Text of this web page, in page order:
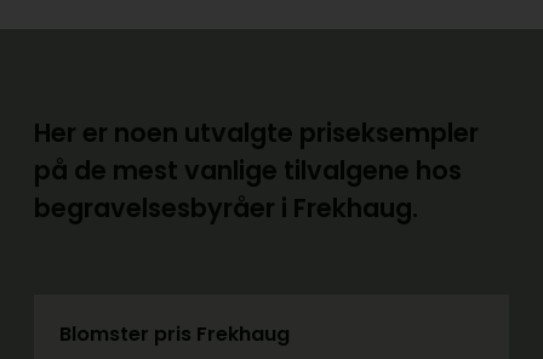
Her er noen utvalgte priseksempler
på de mest vanlige tilvalgene hos
begravelsesbyråer i Frekhaug.
Blomster pris Frekhaug